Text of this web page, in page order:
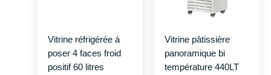
Vitrine réfrigérée à
poser 4 faces froid
positif 60 litres
Vitrine pâtissière
panoramique bi
température 440LT